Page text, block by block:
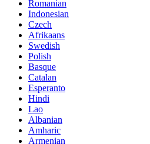
Romanian
Indonesian
Czech
Afrikaans
Swedish
Polish
Basque
Catalan
Esperanto
Hindi
Lao
Albanian
Amharic
Armenian